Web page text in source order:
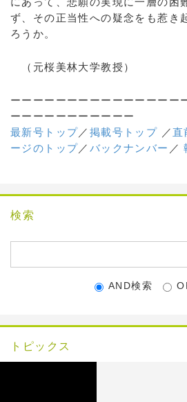
ず、その正当性への疑念をも惹き
ろうか。
（元桜美林大学教授）
ーーーーーーーーーーーーーーー
ーーーーーーーーーーー
最新号トップ／ 掲載号トップ ／直
ージのトップ／ バックナンバー ／
検索
AND検索
トピックス